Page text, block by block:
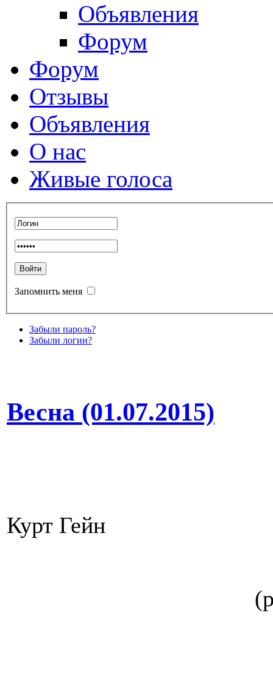
Объявления
Форум
Форум
Отзывы
Объявления
О нас
Живые голоса
Запомнить меня
Забыли пароль?
Забыли логин?
Весна (01.07.2015)
Курт Гейн